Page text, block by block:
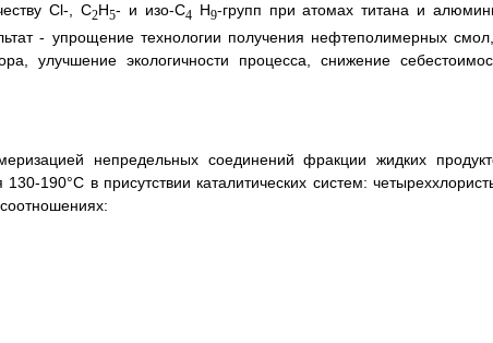
Cl-, С2Н5- и изо-С4 Н9-групп при атомах титана и
- упрощение технологии получения нефтеполимерных
улучшение экологичности процесса, снижение
непредельных соединений фракции жидких
190°С в присутствии каталитических систем: